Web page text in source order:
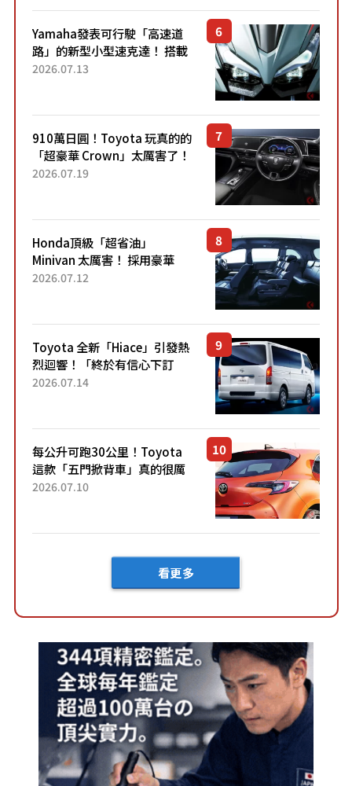
Yamaha發表可行駛「高速道
路」的新型小型速克達！ 搭載
能享受超強勁「渦輪感」的動
2026.07.13
910萬日圓！Toyota 玩真的的
「超豪華 Crown」太厲害了！
採用由「匠人技藝」打造的
2026.07.19
Honda頂級「超省油」
Minivan 太厲害！ 採用豪華
「真皮座椅」與專屬「黑色內
「三...
2026.07.12
Toyota 全新「Hiace」引發熱
烈迴響！「終於有信心下訂
了！」「哪個等級交車最
車？...
2026.07.14
每公升可跑30公里！Toyota
這款「五門掀背車」真的很厲
害！ 擁有全長4.3公尺的「剛剛
2026.07.10
看更多